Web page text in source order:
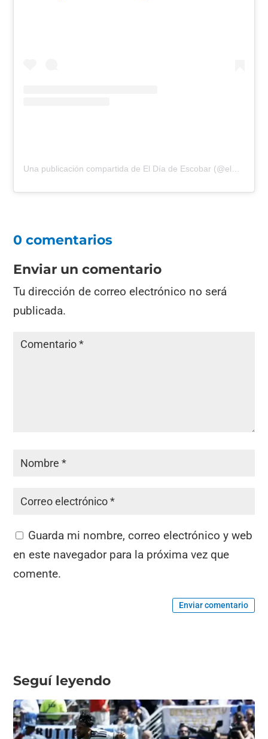
0 comentarios
Enviar un comentario
Tu dirección de correo electrónico no será
publicada.
Guarda mi nombre, correo electrónico y web
en este navegador para la próxima vez que
comente.
Enviar comentario
Seguí leyendo